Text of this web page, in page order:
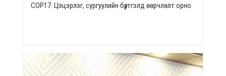
СОР17: Цэцэрлэг, сургуулийн бүртгэлд өөрчлөлт орно